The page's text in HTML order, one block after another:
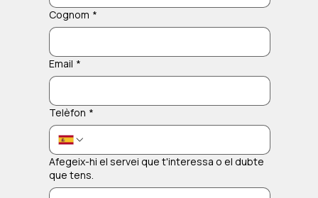
Cognom *
Email *
Telèfon *
Afegeix-hi el servei que t'interessa o el dubte
que tens.